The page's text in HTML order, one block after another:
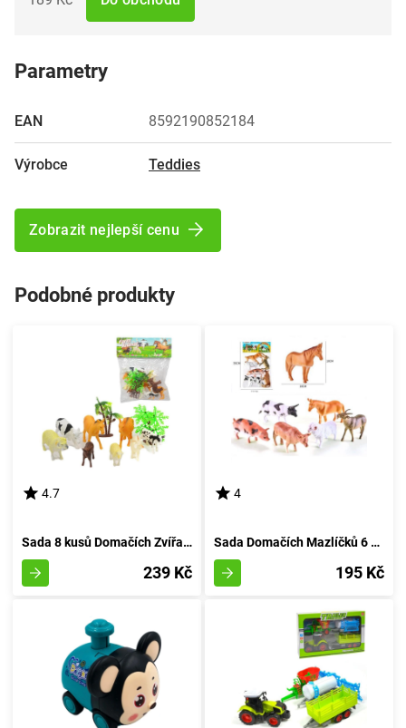
Parametry
EAN 8592190852184
Výrobce Teddies
Zobrazit nejlepší cenu
Podobné produkty
4.7
Sada 8 kusů Domačích Zvířat z Venkovské usedlosti
239 Kč
4
Sada Domačích Mazlíčků 6 Kousků
195 Kč